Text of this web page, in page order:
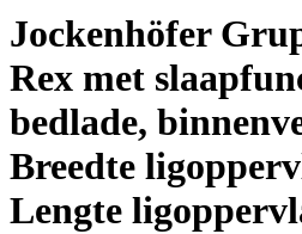
Jockenhöfer
Rex met
bedlade,
Breedte
Lengte